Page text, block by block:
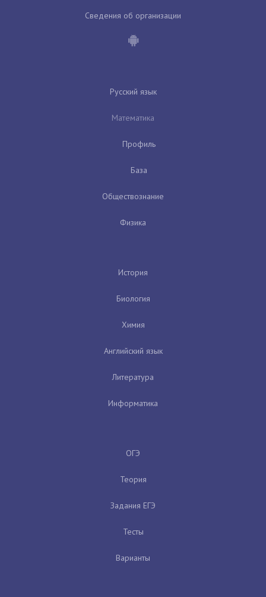
Сведения об организации
Русский язык
Математика
Профиль
База
Обществознание
Физика
История
Биология
Химия
Английский язык
Литература
Информатика
ОГЭ
Теория
Задания ЕГЭ
Тесты
Варианты